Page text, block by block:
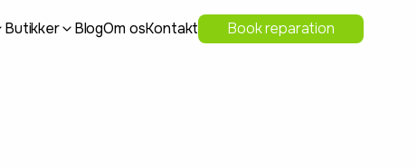
Butikker BlogOm osKontakt Book reparation